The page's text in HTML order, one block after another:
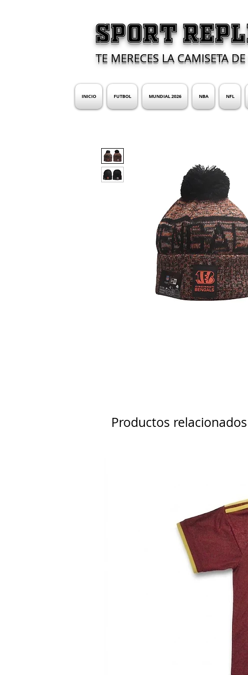
SPORT
TE MERECES LA CAMISETA
INICIO FUTBOL MUNDIAL 2026 NBA NFL
Productos relacionados